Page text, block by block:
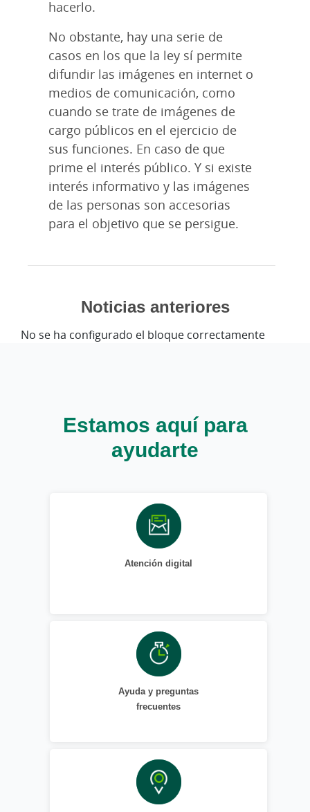
hacerlo.
No obstante, hay una serie de
casos en los que la ley sí permite
difundir las imágenes en internet o
medios de comunicación, como
cuando se trate de imágenes de
cargo públicos en el ejercicio de
sus funciones. En caso de que
prime el interés público. Y si existe
interés informativo y las imágenes
de las personas son accesorias
para el objetivo que se persigue.
Noticias anteriores
No se ha configurado el bloque correctamente
Estamos aquí para
ayudarte
Atención digital
Ayuda y preguntas
frecuentes